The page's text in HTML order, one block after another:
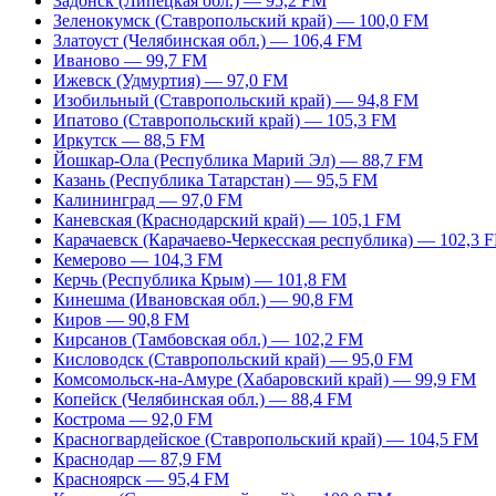
Зеленокумск (Ставропольский край) — 100,0 FM
Златоуст (Челябинская обл.) — 106,4 FM
Иваново — 99,7 FM
Ижевск (Удмуртия) — 97,0 FM
Изобильный (Ставропольский край) — 94,8 FM
Ипатово (Ставропольский край) — 105,3 FM
Иркутск — 88,5 FM
Йошкар-Ола (Республика Марий Эл) — 88,7 FM
Казань (Республика Татарстан) — 95,5 FM
Калининград — 97,0 FM
Каневская (Краснодарский край) — 105,1 FM
Карачаевск (Карачаево-Черкесская республика) — 102,3
Кемерово — 104,3 FM
Керчь (Республика Крым) — 101,8 FM
Кинешма (Ивановская обл.) — 90,8 FM
Киров — 90,8 FM
Кирсанов (Тамбовская обл.) — 102,2 FM
Кисловодск (Ставропольский край) — 95,0 FM
Комсомольск-на-Амуре (Хабаровский край) — 99,9 FM
Копейск (Челябинская обл.) — 88,4 FM
Кострома — 92,0 FM
Красногвардейское (Ставропольский край) — 104,5 FM
Краснодар — 87,9 FM
Красноярск — 95,4 FM